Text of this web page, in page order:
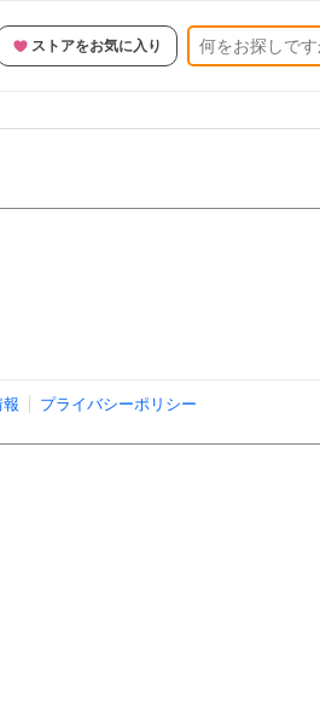
ストアをお気に入り
プライバシーポリシー